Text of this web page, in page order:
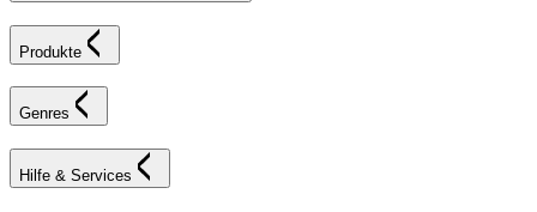
Produkte
Genres
Hilfe & Services